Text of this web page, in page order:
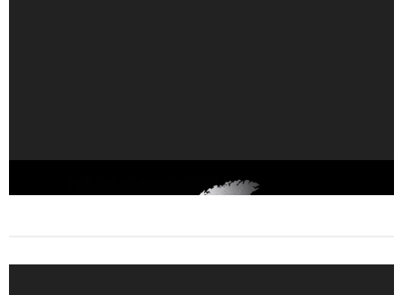
歐洲推出創紀錄的 35 台全新 NVIDIA AI 超級電腦